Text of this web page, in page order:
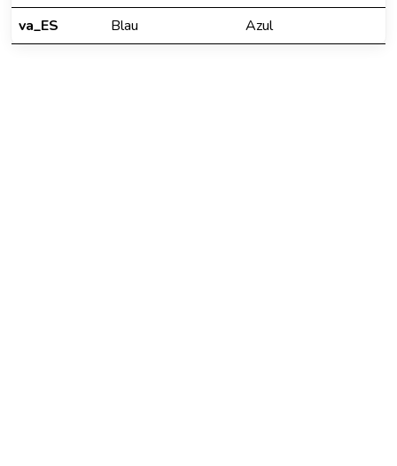
va_ES
Blau Azul